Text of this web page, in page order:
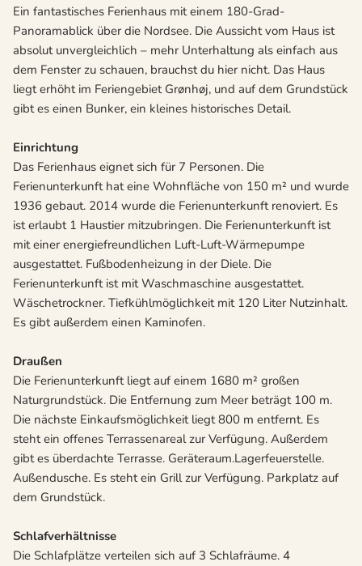
Ein fantastisches Ferienhaus mit einem 180-Grad-
Panoramablick über die Nordsee. Die Aussicht vom Haus ist
absolut unvergleichlich – mehr Unterhaltung als einfach aus
dem Fenster zu schauen, brauchst du hier nicht. Das Haus
liegt erhöht im Feriengebiet Grønhøj, und auf dem Grundstück
gibt es einen Bunker, ein kleines historisches Detail.
Einrichtung
Das Ferienhaus eignet sich für 7 Personen. Die
Ferienunterkunft hat eine Wohnfläche von 150 m² und wurde
1936 gebaut. 2014 wurde die Ferienunterkunft renoviert. Es
ist erlaubt 1 Haustier mitzubringen. Die Ferienunterkunft ist
mit einer energiefreundlichen Luft-Luft-Wärmepumpe
ausgestattet. Fußbodenheizung in der Diele. Die
Ferienunterkunft ist mit Waschmaschine ausgestattet.
Wäschetrockner. Tiefkühlmöglichkeit mit 120 Liter Nutzinhalt.
Es gibt außerdem einen Kaminofen.
Draußen
Die Ferienunterkunft liegt auf einem 1680 m² großen
Naturgrundstück. Die Entfernung zum Meer beträgt 100 m.
Die nächste Einkaufsmöglichkeit liegt 800 m entfernt. Es
steht ein offenes Terrassenareal zur Verfügung. Außerdem
gibt es überdachte Terrasse. Geräteraum.Lagerfeuerstelle.
Außendusche. Es steht ein Grill zur Verfügung. Parkplatz auf
dem Grundstück.
Schlafverhältnisse
Die Schlafplätze verteilen sich auf 3 Schlafräume. 4